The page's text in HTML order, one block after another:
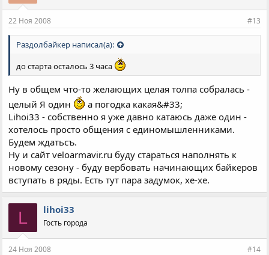
22 Ноя 2008 #13
Раздолбайкер написал(а):
до старта осталось 3 часа
Ну в общем что-то желающих целая толпа собралась -
целый Я один
а погодка какая&#33;
Lihoi33 - собственно я уже давно катаюсь даже один -
хотелось просто общения с единомышленниками.
Будем ждатьсъ.
Ну и сайт veloarmavir.ru буду стараться наполнять к
новому сезону - буду вербовать начинающих байкеров
вступать в ряды. Есть тут пара задумок, хе-хе.
L lihoi33
Гость города
24 Ноя 2008 #14